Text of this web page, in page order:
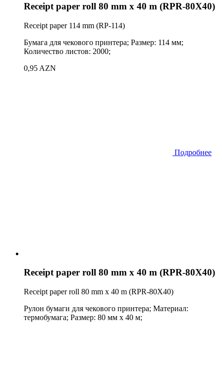
Receipt paper roll 80 mm x 40 m (RPR-80X40)
Receipt paper 114 mm (RP-114)
Бумага для чекового принтера; Размер: 114 мм;
Количество листов: 2000;
0,95 AZN
Подробнее
Receipt paper roll 80 mm x 40 m (RPR-80X40)
Receipt paper roll 80 mm x 40 m (RPR-80X40)
Рулон бумаги для чекового принтера; Материал:
термобумага; Размер: 80 мм x 40 м;